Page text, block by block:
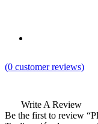
(0 customer reviews)
Write A Review
Be the first to review